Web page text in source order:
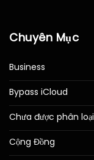
Chuyên Mục
Business
Bypass iCloud
Chưa được phân loại
Cộng Đồng